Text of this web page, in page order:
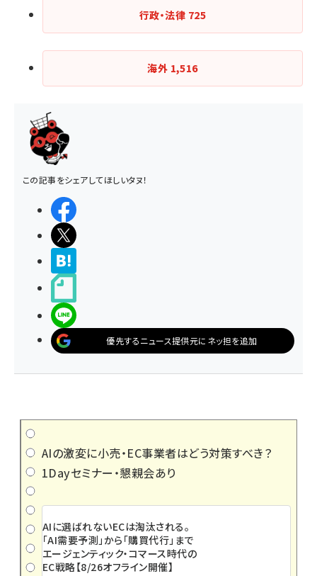
行政・法律 725
海外 1,516
この記事をシェアしてほしいタヌ！
優先するニュース提供元にネッ担を追加
AIの激変に小売・EC事業者はどう対策すべき？
1Dayセミナー・懇親会あり
AIに選ばれないECは淘汰される。
「AI需要予測」から「購買代行」まで
エージェンティック・コマース時代の
EC戦略【8/26オフライン開催】